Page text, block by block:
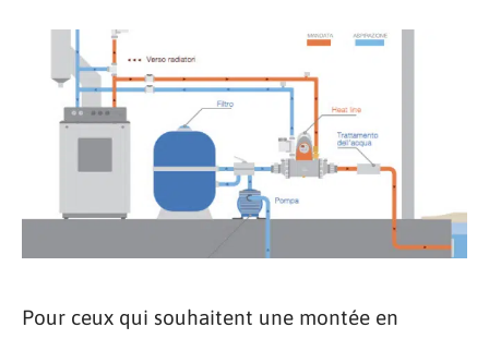
Pour ceux qui souhaitent une montée en